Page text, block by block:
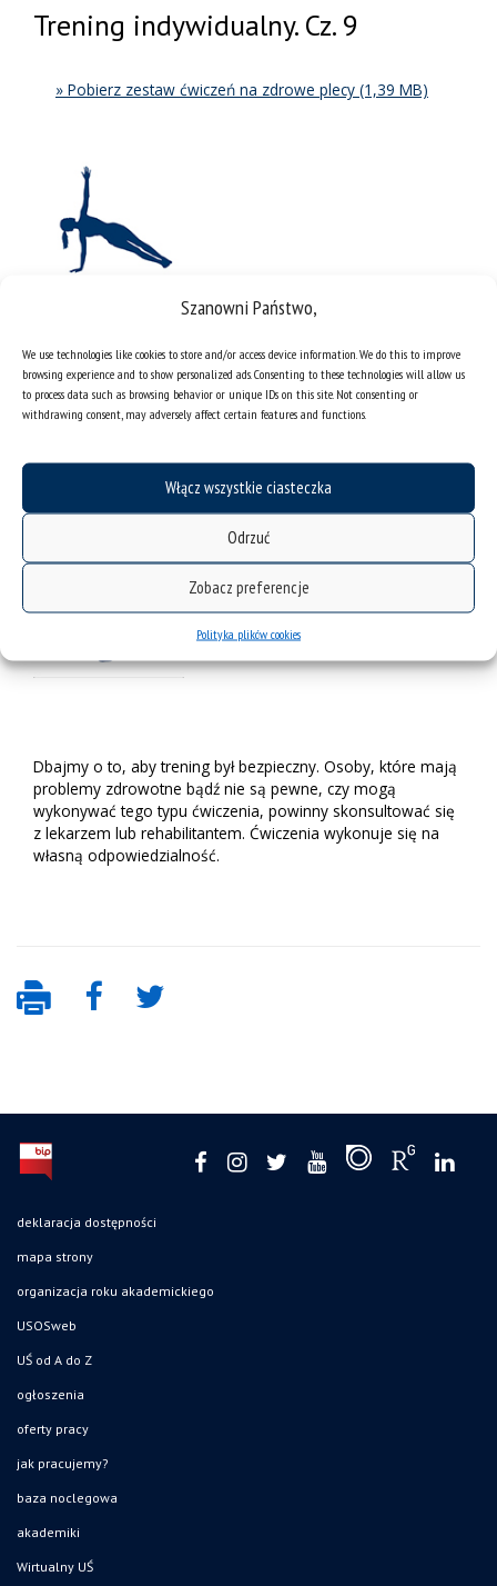
Szanowni Państwo,
We use technologies like cookies to store and/or access device information. We do this to improve
browsing experience and to show personalized ads. Consenting to these technologies will allow us
to process data such as browsing behavior or unique IDs on this site. Not consenting or
withdrawing consent, may adversely affect certain features and functions.
Włącz wszystkie ciasteczka
Odrzuć
Zobacz preferencje
Polityka plików cookies
Trening indywidualny. Cz. 9
» Pobierz zestaw ćwiczeń na zdrowe plecy
Zabawy ruchowe z dziećmi
» Pobierz plik
Dbajmy o to, aby trening był bezpieczny. Osoby, które mają
problemy zdrowotne bądź nie są pewne, czy mogą
wykonywać tego typu ćwiczenia, powinny skonsultować się
z lekarzem lub rehabilitantem. Ćwiczenia wykonuje się na
własną odpowiedzialność.
deklaracja dostępności
mapa strony
organizacja roku akademickiego
USOSweb
UŚ od A do Z
ogłoszenia
oferty pracy
jak pracujemy?
baza noclegowa
akademiki
Wirtualny UŚ